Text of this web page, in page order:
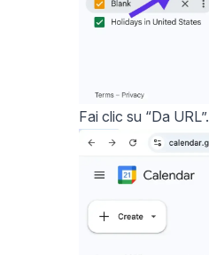
Fai clic su “Da URL”.